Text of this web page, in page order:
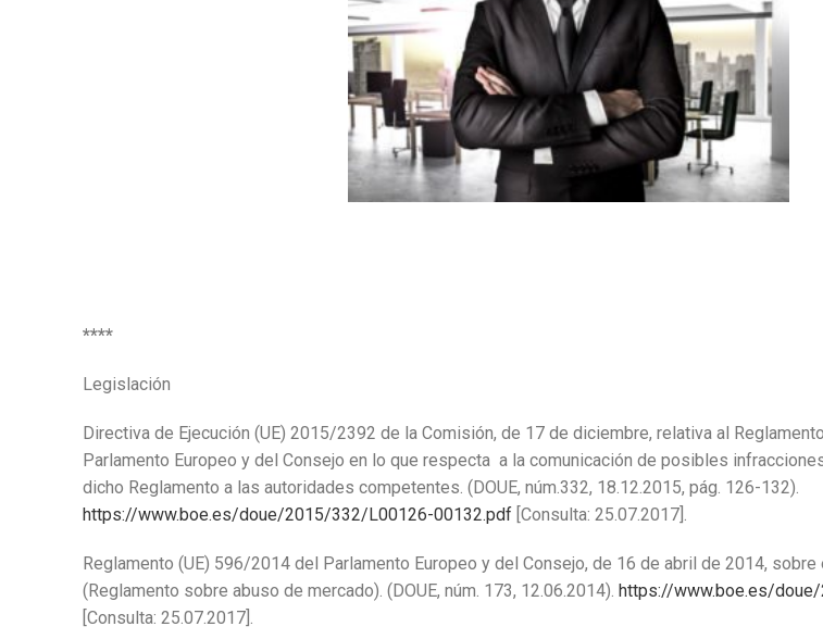
****
Legislación
Directiva de Ejecución (UE) 2015/2392 de la Comisión, de 17 de diciembre, relativa al
Parlamento Europeo y del Consejo en lo que respecta a la comunicación de posibles
dicho Reglamento a las autoridades competentes. (DOUE, núm.332, 18.12.2015, pág. 126-132).
https://www.boe.es/doue/2015/332/L00126-00132.pdf [Consulta: 25.07.2017].
Reglamento (UE) 596/2014 del Parlamento Europeo y del Consejo, de 16 de abril de 2014,
(Reglamento sobre abuso de mercado). (DOUE, núm. 173, 12.06.2014). https://www.boe.es/
[Consulta: 25.07.2017].